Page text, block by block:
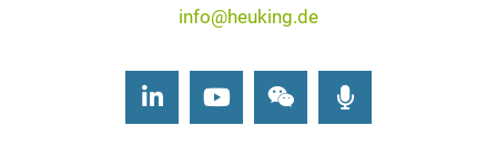
info@heuking.de
LinkedInYoutubeWechat